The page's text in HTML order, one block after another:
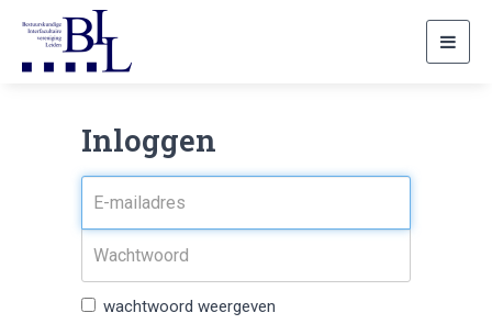
Inloggen
wachtwoord weergeven